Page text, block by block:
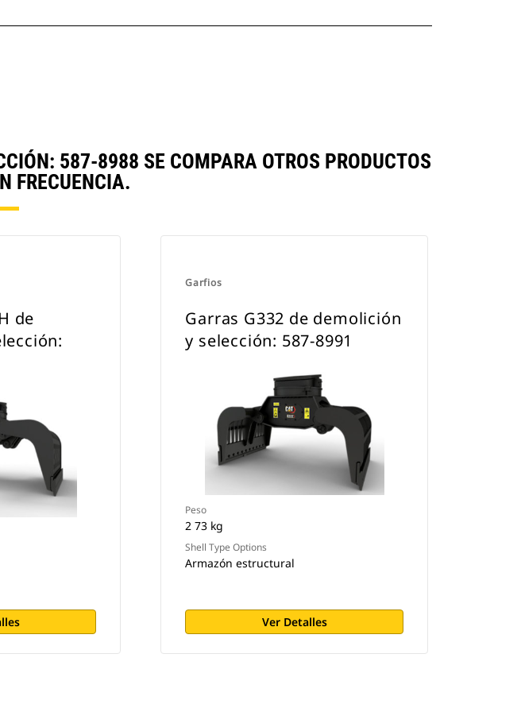
587-8988 SE COMPARA OTROS PRODUCTOS
FRECUENCIA.
de
Garfios
Garras G332 de demolición
y selección: 587-8991
Peso
2 73 kg
Shell Type Options
Armazón estructural
Ver Detalles